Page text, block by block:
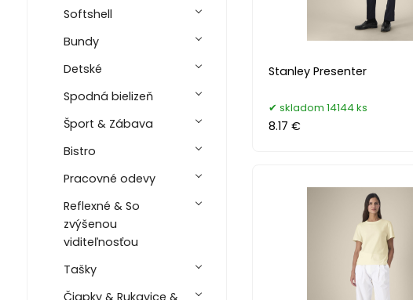
Softshell
Bundy
Detské
Spodná bielizeň
Šport & Zábava
Bistro
Pracovné odevy
Reflexné & So
zvýšenou
viditeľnosťou
Tašky
Čiapky & Rukavice &
Stanley Presenter
skladom 14144 ks
8.17 €